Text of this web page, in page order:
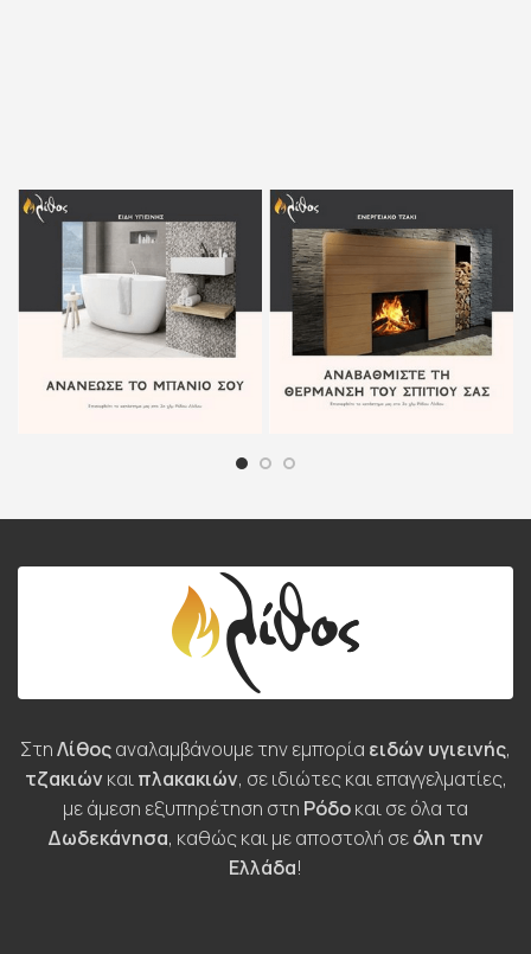
ΣτηΛίθοςαναλαμβάνουμε την εμπορία ειδών υγιεινής,
τζακιών καιπλακακιών, σε ιδιώτες και επαγγελματίες,
με άμεση εξυπηρέτηση στη Ρόδοκαι σε όλα τα
Δωδεκάνησα, καθώς και με αποστολή σεόλη την
Ελλάδα!